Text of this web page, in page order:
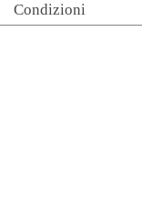
Condizioni